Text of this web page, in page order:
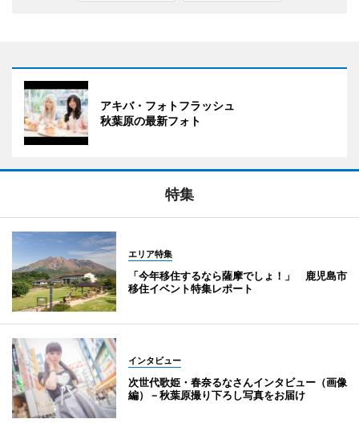
アキバ・フォトフラッシュ
秋葉原の最新フォト
特集
エリア特集
「今年移住するなら薩摩でしょ！」 鹿児島市
移住イベント特集レポート
インタビュー
次世代歌姫・春奈るなさんインタビュー（画像
編）－秋葉原撮り下ろし写真をお届け